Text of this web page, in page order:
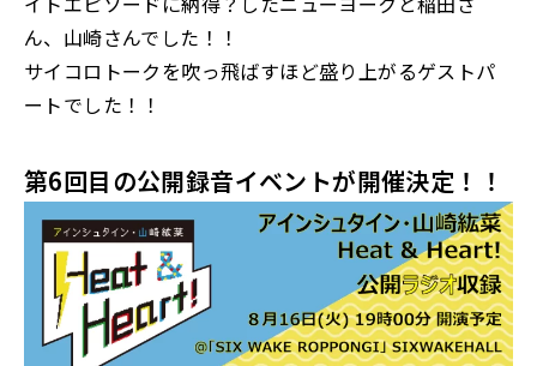
ん、山崎さんでした！！
サイコロトークを吹っ飛ばすほど盛り上がるゲストパ
ートでした！！
第6回目の公開録音イベントが開催決定！！